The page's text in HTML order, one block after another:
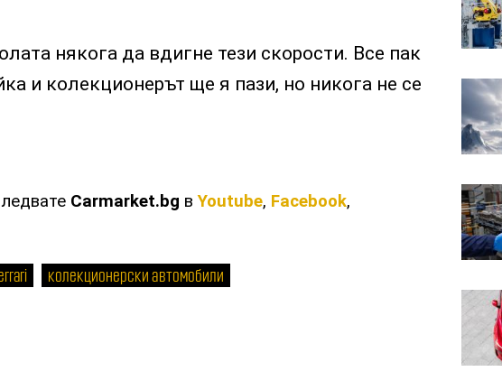
някога да вдигне тези скорости. Все пак
и колекционерът ще я пази, но никога не се
Carmarket.bg вYoutube, Facebook,
колекционерски автомобили